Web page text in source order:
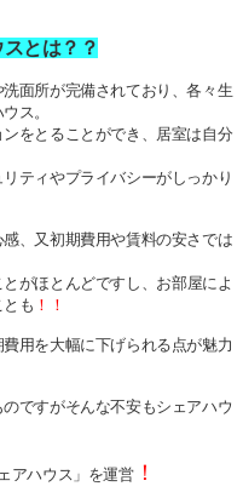
とは？？
面所が完備されており、各々生
ス。
をとることができ、居室は自分
ティやプライバシーがしっかり
、又初期費用や賃料の安さでは
がほとんどですし、お部屋によ
も ！！
用を大幅に下げられる点が魅力
ですがそんな不安もシェアハウ
アハウス」を運営！